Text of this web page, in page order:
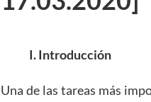
I. Introducción
Una de las tareas más